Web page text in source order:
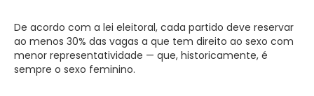
De acordo com a lei eleitoral, cada partido deve reservar
ao menos 30% das vagas a que tem direito ao sexo com
menor representatividade — que, historicamente, é
sempre o sexo feminino.